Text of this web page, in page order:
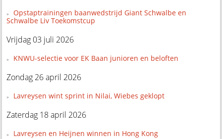
Opstaptrainingen baanwedstrijd Giant Schwalbe en
Schwalbe Liv Toekomstcup
Vrijdag 03 juli 2026
KNWU-selectie voor EK Baan junioren en beloften
Zondag 26 april 2026
Lavreysen wint sprint in Nilai, Wiebes geklopt
Zaterdag 18 april 2026
Lavreysen en Heijnen winnen in Hong Kong